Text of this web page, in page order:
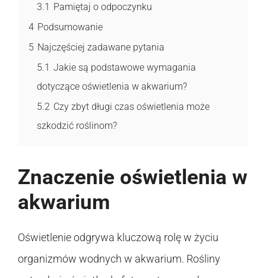
3.1 Pamiętaj o odpoczynku
4 Podsumowanie
5 Najczęściej zadawane pytania
5.1 Jakie są podstawowe wymagania
dotyczące oświetlenia w akwarium?
5.2 Czy zbyt długi czas oświetlenia może
szkodzić roślinom?
Znaczenie oświetlenia w
akwarium
Oświetlenie odgrywa kluczową rolę w życiu
organizmów wodnych w akwarium. Rośliny